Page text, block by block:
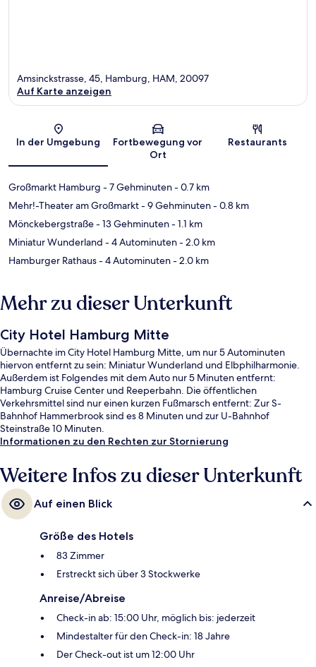
Karte
Amsinckstrasse, 45, Hamburg, HAM, 20097
Auf Karte anzeigen
In der Umgebung
Fortbewegung vor
Ort
Restaurants
Großmarkt Hamburg - 7 Gehminuten- 0.7 km
Mehr!-Theater am Großmarkt- 9 Gehminuten- 0.8 km
Mönckebergstraße- 13 Gehminuten- 1.1 km
Miniatur Wunderland - 4 Autominuten- 2.0 km
Hamburger Rathaus- 4 Autominuten- 2.0 km
Mehr zu dieser Unterkunft
City Hotel Hamburg Mitte
Übernachte im City Hotel Hamburg Mitte, um nur 5 Autominuten
hiervon entfernt zu sein: Miniatur Wunderland und Elbphilharmonie.
Außerdem ist Folgendes mit dem Auto nur 5 Minuten entfernt:
Hamburg Cruise Center und Reeperbahn. Die öffentlichen
Verkehrsmittel sind nur einen kurzen Fußmarsch entfernt: Zur S-
Bahnhof Hammerbrook sind es 8 Minuten und zur U-Bahnhof
Steinstraße 10 Minuten.
Informationen zu den Rechten zur Stornierung
Weitere Infos zu dieser Unterkunft
Auf einen Blick
Größe des Hotels
83 Zimmer
Erstreckt sich über 3 Stockwerke
Anreise/Abreise
Check-in ab: 15:00 Uhr, möglich bis: jederzeit
Mindestalter für den Check-in: 18 Jahre
Der Check-out ist um 12:00 Uhr